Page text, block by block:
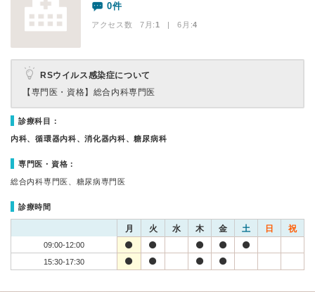
0件
アクセス数 7月:1 | 6月:4
RSウイルス感染症について
【専門医・資格】 総合内科専門医
診療科目：
内科、循環器内科、消化器内科、糖尿病科
専門医・資格：
総合内科専門医、糖尿病専門医
診療時間
月 火 水 木 金 土 日 祝
09:00-12:00
15:30-17:30